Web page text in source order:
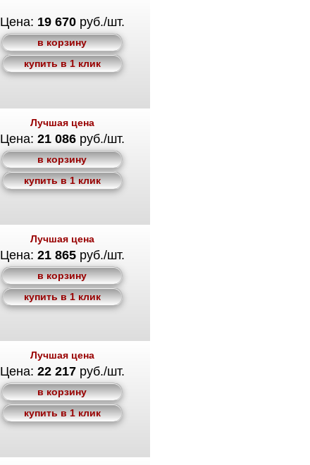
Цена: 19 670руб./шт.
в корзину
купить в 1 клик
Лучшая цена
Цена: 21 086руб./шт.
в корзину
купить в 1 клик
Лучшая цена
Цена: 21 865руб./шт.
в корзину
купить в 1 клик
Лучшая цена
Цена: 22 217руб./шт.
в корзину
купить в 1 клик